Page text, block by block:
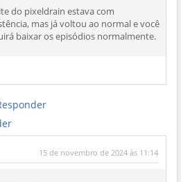
do pixeldrain estava com
mas já voltou ao normal e você
baixar os episódios normalmente.
15 de novembro de 2024 às 11:14